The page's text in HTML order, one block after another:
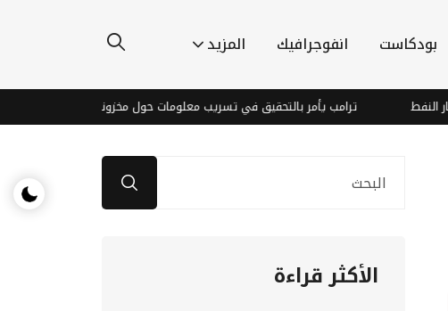
بودكاست انفوجرافيك المزيد
ترامب يأمر بالتحقيق في تسريب معلومات حول مخزونات ذخيرة البنتاغون
الأكثر قراءة